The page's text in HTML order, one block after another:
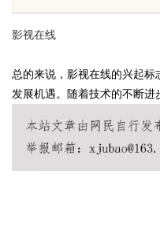
影视在线
总的来说，影视在线的兴起
发展机遇。随着技术的不断
配眼镜